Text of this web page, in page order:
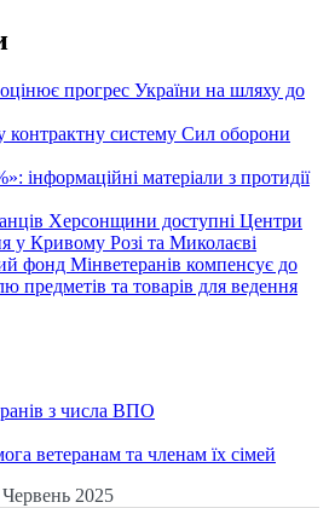
прогрес України на шляху до
контрактну систему Сил оборони
матеріали з протидії
Херсонщини доступні Центри
у Кривому Розі та Миколаєві
фонд Мінветеранів компенсує до
предметів та товарів для ведення
з числа ВПО
ветеранам та членам їх сімей
Червень 2025